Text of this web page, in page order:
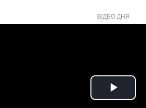
ВІДЕО ДНЯ
Play